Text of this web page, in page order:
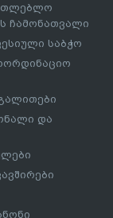
ჩამონათვალი
საბჭო
და